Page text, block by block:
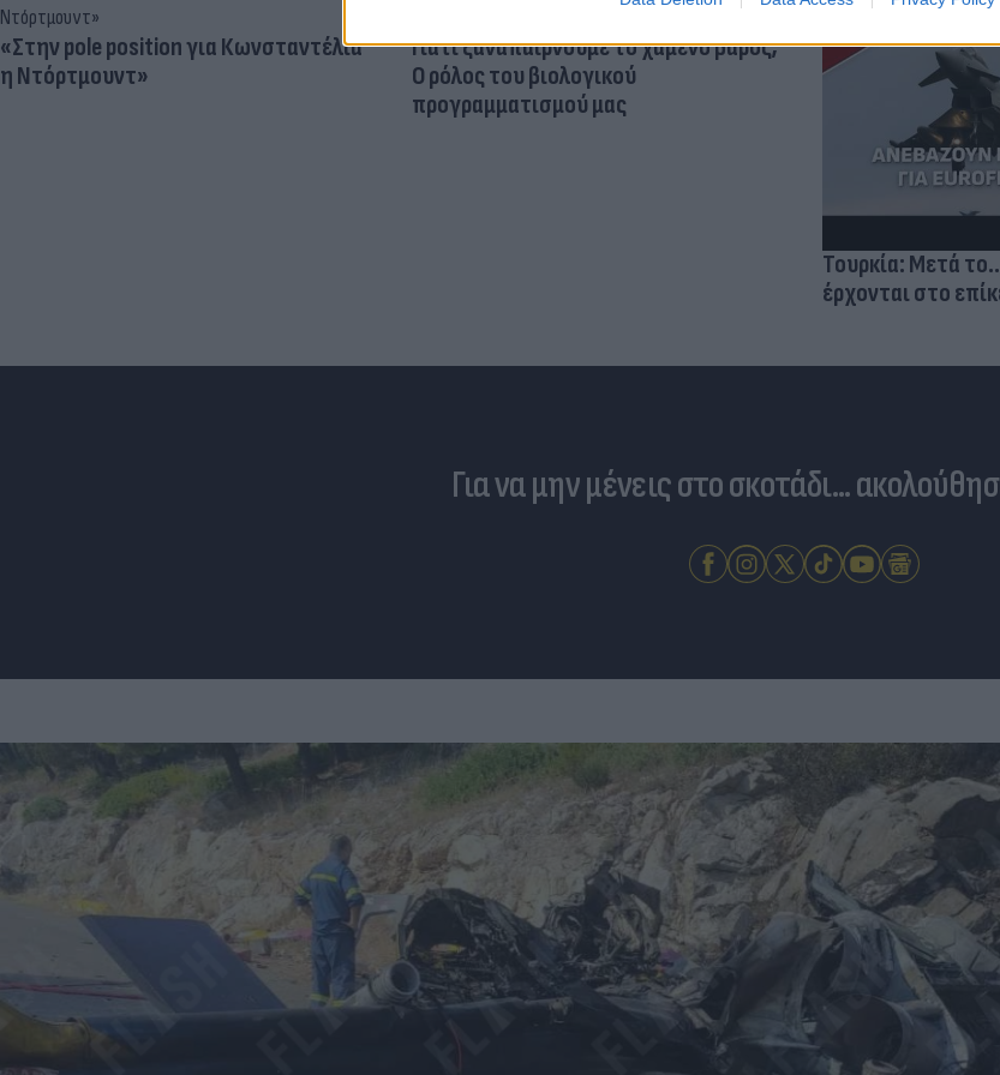
«Στην pole position για Κωνσταντέλια
η Ντόρτμουντ»
Γιατί ξαναπαίρνουμε το χαμένο βάρος;
Ο ρόλος του βιολογικού
προγραμματισμού μας
Τουρκία: Μετά
έρχονται στο
Για να μην μένεις στο σκοτάδι...